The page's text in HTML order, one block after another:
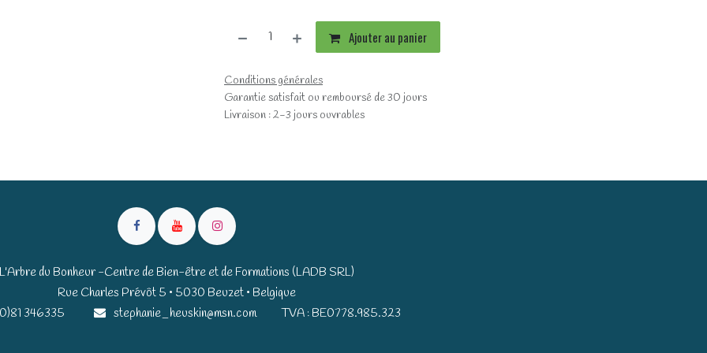
Ajouter au panier
Conditions générales
Garantie satisfait ou remboursé de 30 jours
Livraison : 2-3 jours ouvrables
L'Arbre du Bonheur -Centre de Bien-être et de Formations (LADB SRL)
Rue Charles Prévôt 5 • 5030 Beuzet • Belgique​​
346335
stephanie_heuskin@msn.com TVA : BE0778.985.323